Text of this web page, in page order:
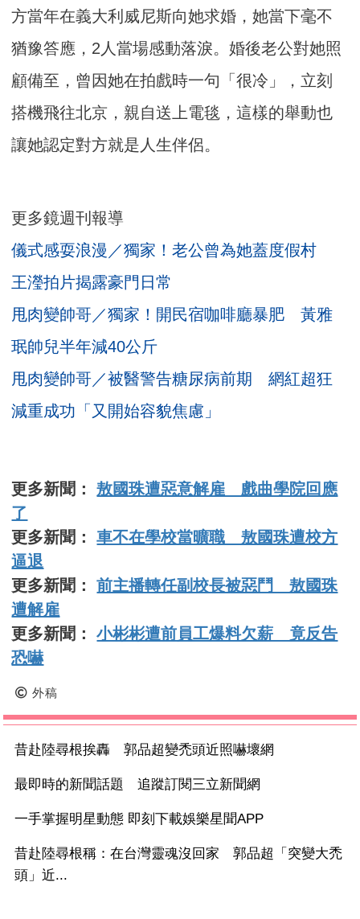
方當年在義大利威尼斯向她求婚，她當下毫不
猶豫答應，2人當場感動落淚。婚後老公對她照
顧備至，曾因她在拍戲時一句「很冷」，立刻
搭機飛往北京，親自送上電毯，這樣的舉動也
讓她認定對方就是人生伴侶。
更多鏡週刊報導
儀式感耍浪漫／獨家！老公曾為她蓋度假村
王瀅拍片揭露豪門日常
甩肉變帥哥／獨家！開民宿咖啡廳暴肥 黃雅
珉帥兒半年減40公斤
甩肉變帥哥／被醫警告糖尿病前期 網紅超狂
減重成功「又開始容貌焦慮」
更多新聞：敖國珠遭惡意解雇 戲曲學院回應
了
更多新聞：車不在學校當曠職 敖國珠遭校方
逼退
更多新聞：前主播轉任副校長被惡鬥 敖國珠
遭解雇
更多新聞：小彬彬遭前員工爆料欠薪 竟反告
恐嚇
外稿
昔赴陸尋根挨轟 郭品超變禿頭近照嚇壞網
最即時的新聞話題 追蹤訂閱三立新聞網
一手掌握明星動態 即刻下載娛樂星聞APP
昔赴陸尋根稱：在台灣靈魂沒回家 郭品超「突變大禿
頭」近...